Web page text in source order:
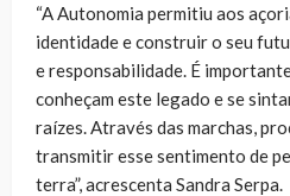
“A Autonomia permitiu aos
identidade e construir o seu
e responsabilidade. É
conheçam este legado e se
raízes. Através das marchas,
transmitir esse sentimento de
terra”, acrescenta Sandra Serpa.